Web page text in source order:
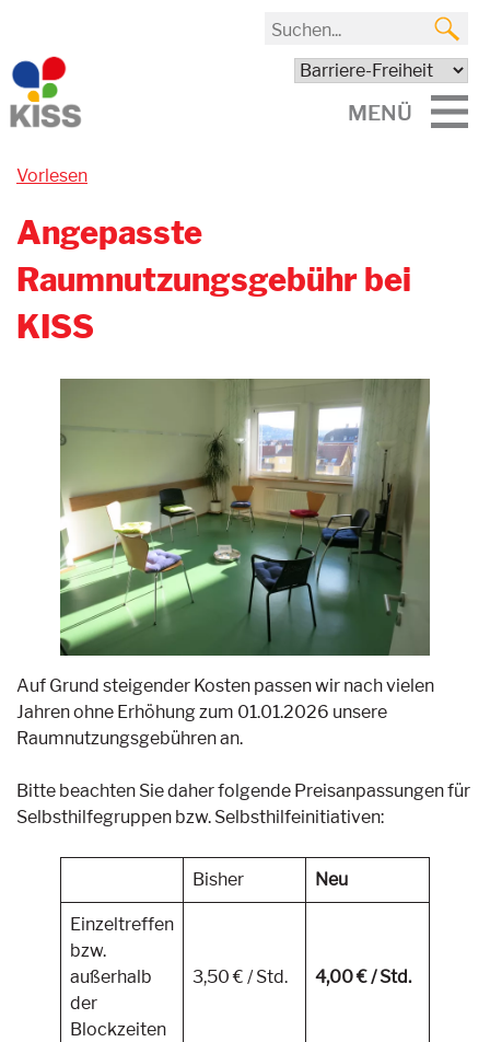
MENÜ
Vorlesen
Angepasste
Raumnutzungsgebühr bei
KISS
Auf Grund steigender Kosten passen wir nach vielen
Jahren ohne Erhöhung zum 01.01.2026 unsere
Raumnutzungsgebühren an.
Bitte beachten Sie daher folgende Preisanpassungen für
Selbsthilfegruppen bzw. Selbsthilfeinitiativen:
Bisher Neu
Einzeltreffen
bzw.
außerhalb
der
Blockzeiten
3,50 € / Std. 4,00 € / Std.